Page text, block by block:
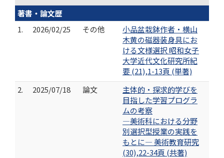
著書・論文歴
1.
2026/02/25 その他
小品盆栽鉢作者・横山
木黄の磁器装身具にお
ける文様選択 昭和女子
大学近代文化研究所紀
要 (21),1-13頁 (単著)
2.
2025/07/18 論文
主体的・探求的学びを
目指した学習プログラ
ムの考察
―美術科における分野
別選択型授業の実践を
もとに― 美術教育研究
(30),22-34頁 (共著)